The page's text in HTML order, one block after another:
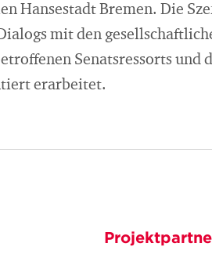
Hansestadt Bremen. Die
mit den
Senatsressorts und
erarbeitet.